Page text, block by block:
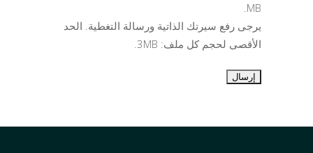
MB.
يرجى رفع سيرتك الذاتية ورسالة التغطية. الحد
الأقصى لحجم كل ملف: 3MB.